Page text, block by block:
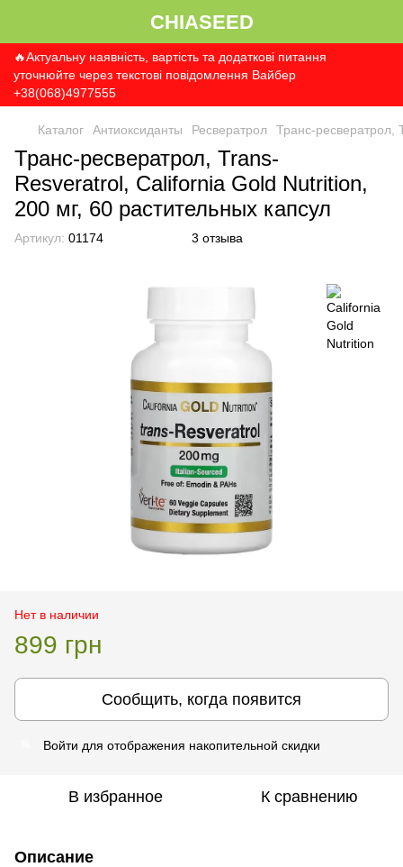
CHIASEED
🔥Актуальну наявність, вартість та додаткові питання
уточнюйте через текстові повідомлення Вайбер
+38(068)4977555
Каталог Антиоксиданты Ресвератрол Транс-ресвератрол,
Транс-ресвератрол, Trans-
Resveratrol, California Gold Nutrition,
200 мг, 60 растительных капсул
Артикул: 01174 3 отзыва
Нет в наличии
899 грн
Сообщить, когда появится
Войти для отображения накопительной скидки
В избранное К сравнению
Описание